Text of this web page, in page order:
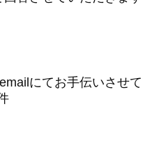
にてお手伝いさせて
1件